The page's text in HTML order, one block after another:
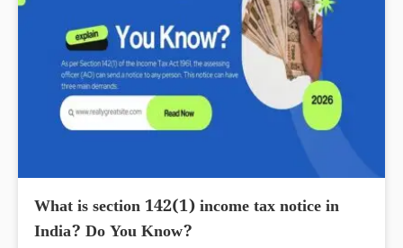
What is section 142(1) income tax notice in
India? Do You Know?